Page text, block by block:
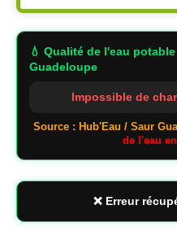
💧 Qualité de l'eau potable
Guadeloupe
Impossible de
Source : Hub'Eau / Saur
de l'eau
❌ Erreur